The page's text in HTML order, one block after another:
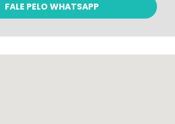
FALE PELO WHATSAPP